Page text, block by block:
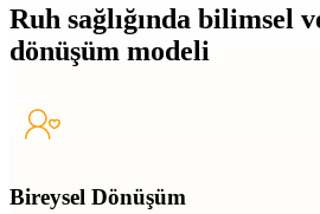
Ruh sağlığında bilimsel
dönüşüm modeli
Bireysel Dönüşüm